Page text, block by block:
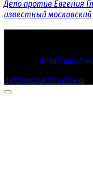
Дело против Евгения
известный
+7 (967) 680-77-
Информация об издании